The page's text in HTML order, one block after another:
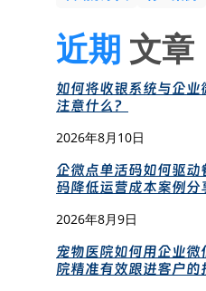
近期 文章
如何将收银系统与企
注意什么？
2026年8月10日
企微点单活码如何驱
码降低运营成本案例分
2026年8月9日
宠物医院如何用企业
院精准有效跟进客户的